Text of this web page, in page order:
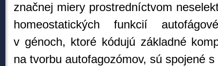
značnej miery prostredníctvom
homeostatických funkcií
v génoch, ktoré kódujú základné
na tvorbu autofagozómov, sú spojené